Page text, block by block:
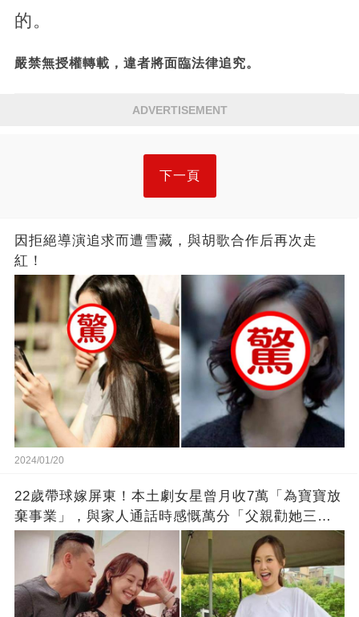
的。
嚴禁無授權轉載，違者將面臨法律追究。
ADVERTISEMENT
下一頁
因拒絕導演追求而遭雪藏，與胡歌合作后再次走
紅！
2024/01/20
22歲帶球嫁屏東！本土劇女星曾月收7萬「為寶寶放
棄事業」，與家人通話時感慨萬分「父親勸她三
思」：只有過一次眼淚